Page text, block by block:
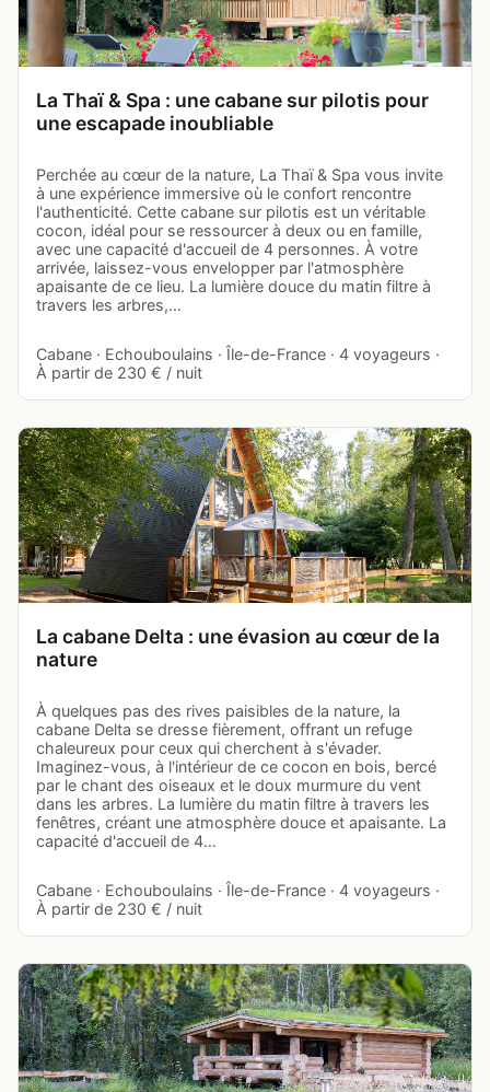
La Thaï & Spa : une cabane sur pilotis pour
une escapade inoubliable
Perchée au cœur de la nature, La Thaï & Spa vous invite
à une expérience immersive où le confort rencontre
l'authenticité. Cette cabane sur pilotis est un véritable
cocon, idéal pour se ressourcer à deux ou en famille,
avec une capacité d'accueil de 4 personnes. À votre
arrivée, laissez-vous envelopper par l'atmosphère
apaisante de ce lieu. La lumière douce du matin filtre à
travers les arbres,…
Cabane · Echouboulains · Île-de-France · 4 voyageurs ·
À partir de 230 € / nuit
La cabane Delta : une évasion au cœur de la
nature
À quelques pas des rives paisibles de la nature, la
cabane Delta se dresse fièrement, offrant un refuge
chaleureux pour ceux qui cherchent à s'évader.
Imaginez-vous, à l'intérieur de ce cocon en bois, bercé
par le chant des oiseaux et le doux murmure du vent
dans les arbres. La lumière du matin filtre à travers les
fenêtres, créant une atmosphère douce et apaisante. La
capacité d'accueil de 4…
Cabane · Echouboulains · Île-de-France · 4 voyageurs ·
À partir de 230 € / nuit